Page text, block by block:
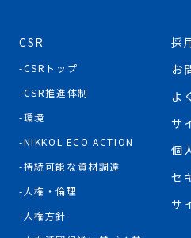
CSR
CSRトップ
CSR推進体制
環境
NIKKOL ECO ACTION
持続可能な資材調達
人権・倫理
人権方針
採
お
よ
サ
個
セ
サ